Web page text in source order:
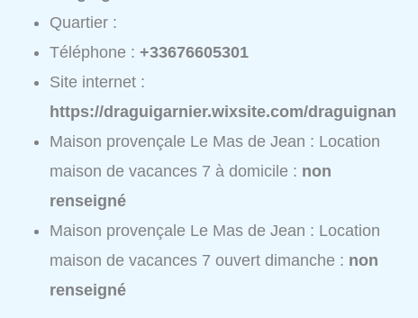
Quartier :
Téléphone :+33676605301
Site internet :
https://draguigarnier.wixsite.com/draguignan
Maison provençale Le Mas de Jean : Location
maison de vacances 7 à domicile : non
renseigné
Maison provençale Le Mas de Jean : Location
maison de vacances 7 ouvert dimanche : non
renseigné